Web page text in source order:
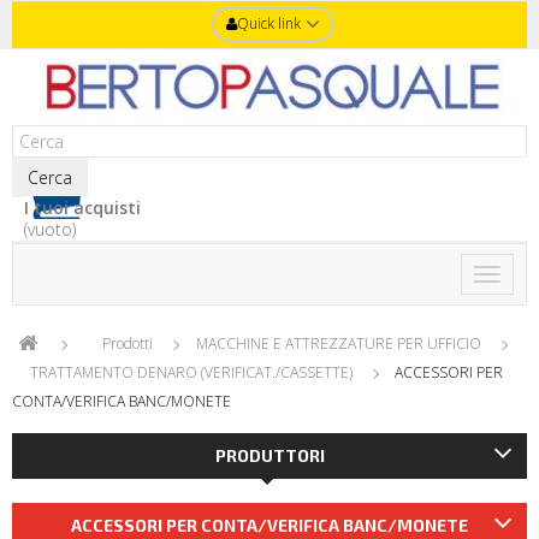
Quick link
Cerca
I tuoi acquisti
(vuoto)
Toggle
Prodotti
MACCHINE E ATTREZZATURE PER UFFICIO
TRATTAMENTO DENARO (VERIFICAT./CASSETTE)
ACCESSORI PER
CONTA/VERIFICA BANC/MONETE
PRODUTTORI
ACCESSORI PER CONTA/VERIFICA BANC/MONETE